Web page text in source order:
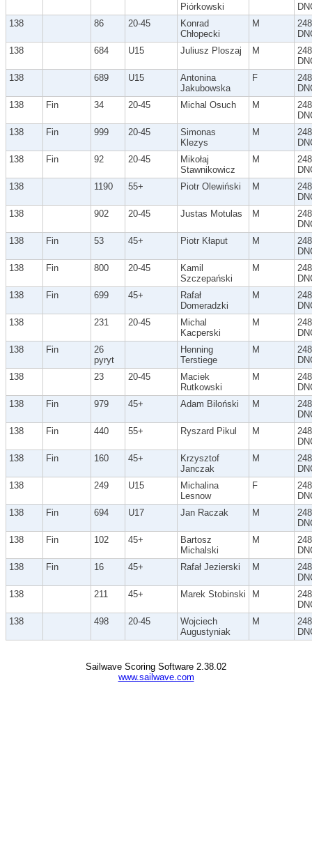
Piórkowski
138
86 20-45
Konrad
Chłopecki
M
138
684 U15 Juliusz Ploszaj M
138
689 U15
Antonina
Jakubowska
F
138
Fin 34 20-45 Michal Osuch M
138
Fin 999 20-45
Simonas
Klezys
M
138
Fin 92 20-45
Mikołaj
Stawnikowicz
M
138
1190 55+ Piotr Olewiński M
138
902 20-45 Justas Motulas M
138
Fin 53 45+ Piotr Kłaput M
138
Fin 800 20-45
Kamil
Szczepański
M
138
Fin 699 45+
Rafał
Domeradzki
M
138
231 20-45
Michal
Kacperski
M
138
Fin
26
pyryt
Henning
Terstiege
M
138
23 20-45
Maciek
Rutkowski
M
138
Fin 979 45+ Adam Biloński M
138
Fin 440 55+ Ryszard Pikul M
138
Fin 160 45+
Krzysztof
Janczak
M
138
249 U15
Michalina
Lesnow
F
138
Fin 694 U17 Jan Raczak M
138
Fin 102 45+
Bartosz
Michalski
M
138
Fin 16 45+ Rafał Jezierski M
138
211 45+ Marek Stobinski M
138
498 20-45
Wojciech
Augustyniak
M
Sailwave Scoring Software 2.38.02
www.sailwave.com